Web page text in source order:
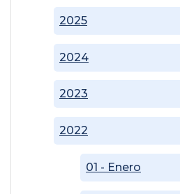
2022
01 - Enero
2023
2024
2025